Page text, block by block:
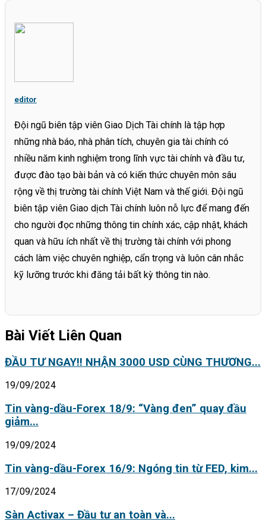
editor
Đội ngũ biên tập viên Giao Dịch Tài chính là tập hợp
những nhà báo, nhà phân tích, chuyên gia tài chính có
nhiều năm kinh nghiệm trong lĩnh vực tài chính và đầu tư,
được đào tạo bài bản và có kiến thức chuyên môn sâu
rộng về thị trường tài chính Việt Nam và thế giới. Đội ngũ
biên tập viên Giao dịch Tài chính luôn nỗ lực để mang đến
cho người đọc những thông tin chính xác, cập nhật, khách
quan và hữu ích nhất về thị trường tài chính với phong
cách làm việc chuyên nghiệp, cẩn trọng và luôn cân nhắc
kỹ lưỡng trước khi đăng tải bất kỳ thông tin nào.
Bài Viết Liên Quan
ĐẦU TƯ NGAY!! NHẬN 3000 USD CÙNG THƯƠNG...
19/09/2024
Tin vàng-dầu-Forex 18/9: “Vàng đen” quay đầu
giảm...
19/09/2024
Tin vàng-dầu-Forex 16/9: Ngóng tin từ FED, kim...
17/09/2024
Sàn Activax – Đầu tư an toàn và...